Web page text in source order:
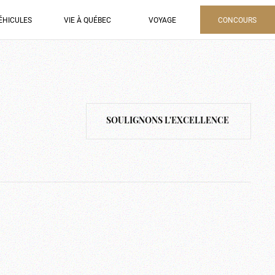
VIE À QUÉBEC VOYAGE CONCOURS
SOULIGNONS L'EXCELLENCE